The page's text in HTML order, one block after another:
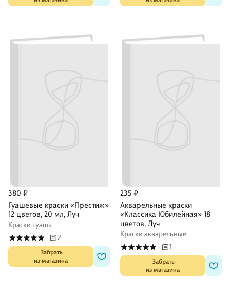
380 ₽
Гуашевые краски «Престиж»
12 цветов, 20 мл, Луч
Краски гуашь
· 2
Забрать
из магазина
235 ₽
Акварельные краски
«Классика Юбилейная» 18
цветов, Луч
Краски акварельные
· 1
Забрать
из магазина